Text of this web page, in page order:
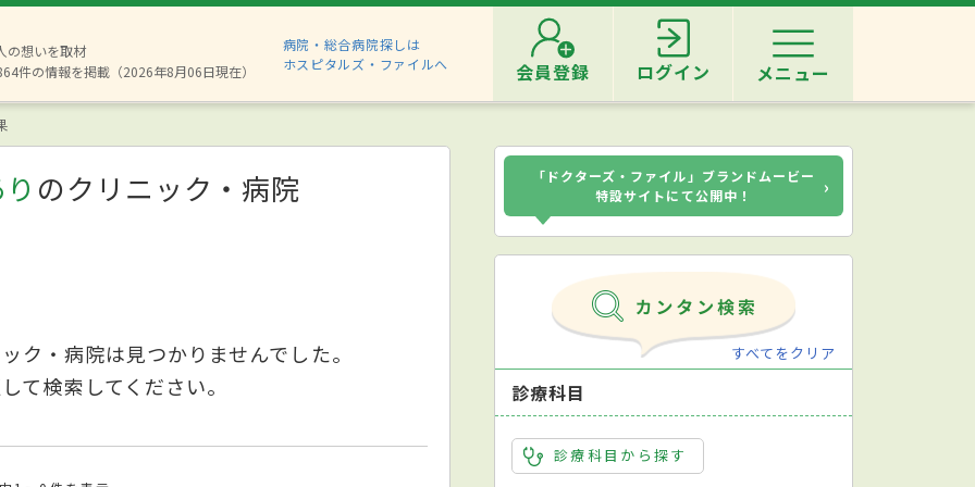
の想いを取材
件の情報を掲載（2026年8月06日現在）
病院・総合病院探しは
ホスピタルズ・ファイルへ
会員登録 ログイン メニュー
のクリニック・病院
ク・病院は見つかりませんでした。
て検索してください。
「ドクターズ・ファイル」ブランドムービー
特設サイトにて公開中！
›
すべてをクリア
診療科目
診療科目から探す